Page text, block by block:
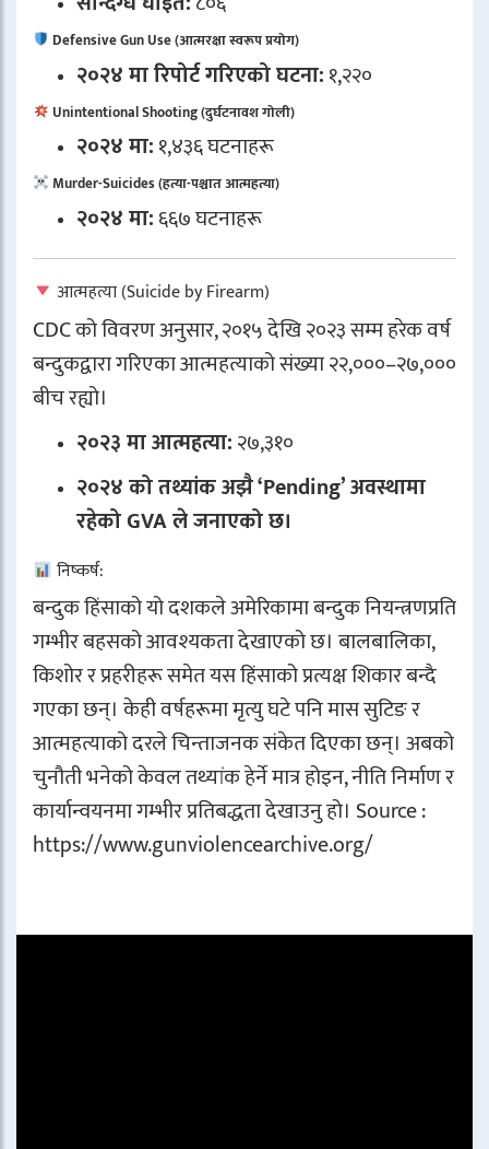
Defensive Gun Use (आत्मरक्षा स्वरूप प्रयोग)
२०२४ मा रिपोर्ट गरिएको घटना:१,२२०
Unintentional Shooting (दुर्घटनावश गोली)
२०२४ मा:१,४३६ घटनाहरू
Murder-Suicides (हत्या-पश्चात आत्महत्या)
२०२४ मा:६६७ घटनाहरू
आत्महत्या (Suicide by Firearm)
CDC को विवरण अनुसार, २०१५ देखि २०२३ सम्म हरेक वर्ष
बन्दुकद्वारा गरिएका आत्महत्याको संख्या २२,०००–२७,०००
बीच रह्यो।
२०२३ मा आत्महत्या:२७,३१०
२०२४ को तथ्यांक अझै ‘Pending’ अवस्थामा
रहेको GVA ले जनाएको छ।
निष्कर्ष:
बन्दुक हिंसाको यो दशकले अमेरिकामा बन्दुक नियन्त्रणप्रति
गम्भीर बहसको आवश्यकता देखाएको छ। बालबालिका,
किशोर र प्रहरीहरू समेत यस हिंसाको प्रत्यक्ष शिकार बन्दै
गएका छन्। केही वर्षहरूमा मृत्यु घटे पनि मास सुटिङ र
आत्महत्याको दरले चिन्ताजनक संकेत दिएका छन्। अबको
चुनौती भनेको केवल तथ्यांक हेर्ने मात्र होइन, नीति निर्माण र
कार्यान्वयनमा गम्भीर प्रतिबद्धता देखाउनु हो। Source :
https://www.gunviolencearchive.org/